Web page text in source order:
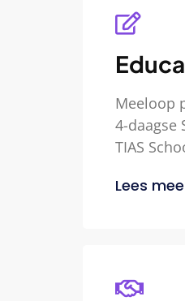
Meeloop
4-daagse
TIAS
Lees